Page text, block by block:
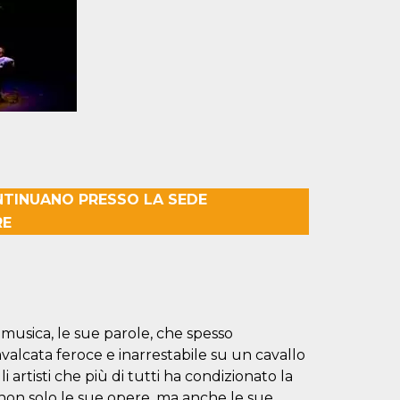
PRESSO LA SEDE
le sue parole, che spesso
feroce e inarrestabile su un cavallo
artisti che più di tutti ha condizionato la